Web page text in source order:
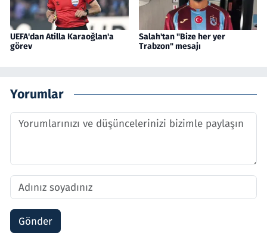
UEFA'dan Atilla Karaoğlan'a
görev
Salah'tan "Bize her yer
Trabzon" mesajı
Yorumlar
Gönder